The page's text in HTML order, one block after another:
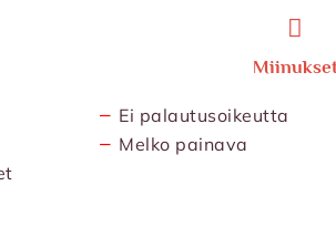
− Ei palautusoikeutta
− Melko painava